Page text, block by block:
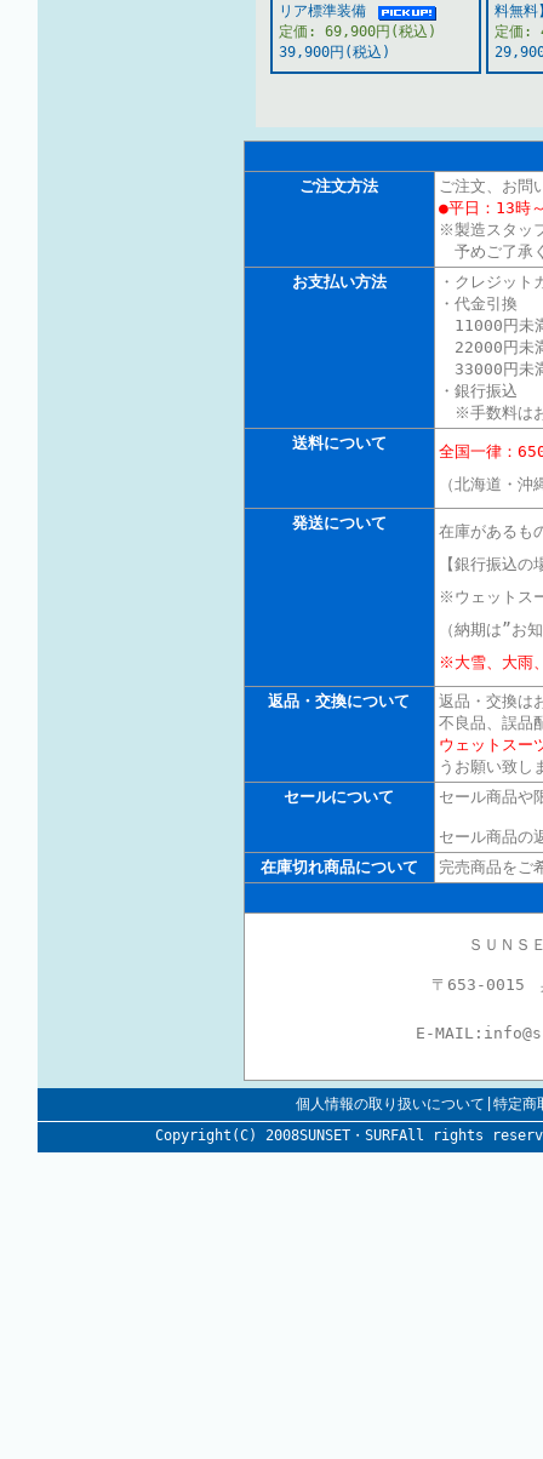
リア標準装備
定価: 69,900円(税込)
39,900円(税込)
料無
定価:
ご注文方法
ご注文、お問
●平日：13時
※製造スタッ
予めご了承
お支払い方法
・クレジット
・代金引換
11000円未
22000円未
33000円未
・銀行振込
※手数料はお
送料について
全国一律
（北海道・
発送について
在庫があるも
【銀行振込の
※ウェットス
（納期は”お
※大雪、大雨
返品・交換について
返品・交換は
不良品、誤品
ウェットスー
うお願い致し
セールについて
セール商品や
セール商品の
在庫切れ商品について
完売商品をご
ＳＵＮＳ
〒653-0015
E-MAIL:
個人情報の取り扱いについて|特定商
Copyright(C) 2008SUNSET・SURFAll rights